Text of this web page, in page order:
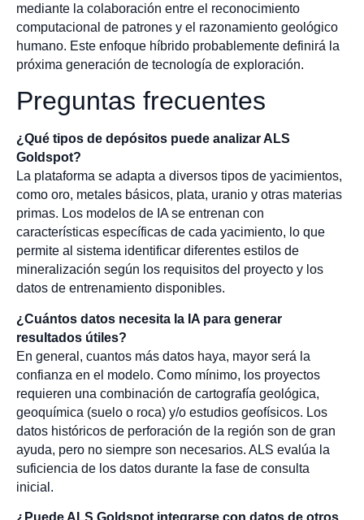
mediante la colaboración entre el reconocimiento
computacional de patrones y el razonamiento geológico
humano. Este enfoque híbrido probablemente definirá la
próxima generación de tecnología de exploración.
Preguntas frecuentes
¿Qué tipos de depósitos puede analizar ALS
Goldspot?
La plataforma se adapta a diversos tipos de yacimientos,
como oro, metales básicos, plata, uranio y otras materias
primas. Los modelos de IA se entrenan con
características específicas de cada yacimiento, lo que
permite al sistema identificar diferentes estilos de
mineralización según los requisitos del proyecto y los
datos de entrenamiento disponibles.
¿Cuántos datos necesita la IA para generar
resultados útiles?
En general, cuantos más datos haya, mayor será la
confianza en el modelo. Como mínimo, los proyectos
requieren una combinación de cartografía geológica,
geoquímica (suelo o roca) y/o estudios geofísicos. Los
datos históricos de perforación de la región son de gran
ayuda, pero no siempre son necesarios. ALS evalúa la
suficiencia de los datos durante la fase de consulta
inicial.
¿Puede ALS Goldspot integrarse con datos de otros